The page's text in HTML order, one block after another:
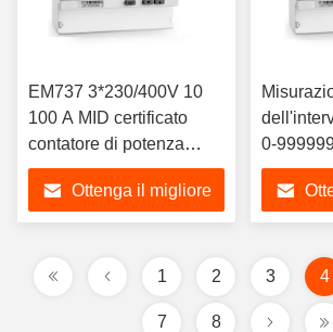
EM737 3*230/400V 10
100 A MID certificato
contatore di potenza
digitale RTU Modbus
Ottenga il migliore
0-
1 2 3 4
7 8